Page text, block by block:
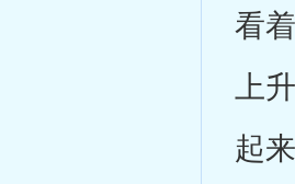
看
上
起